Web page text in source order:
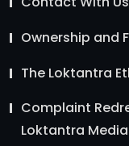
Ownership and
The Loktantra
Complaint
Loktantra